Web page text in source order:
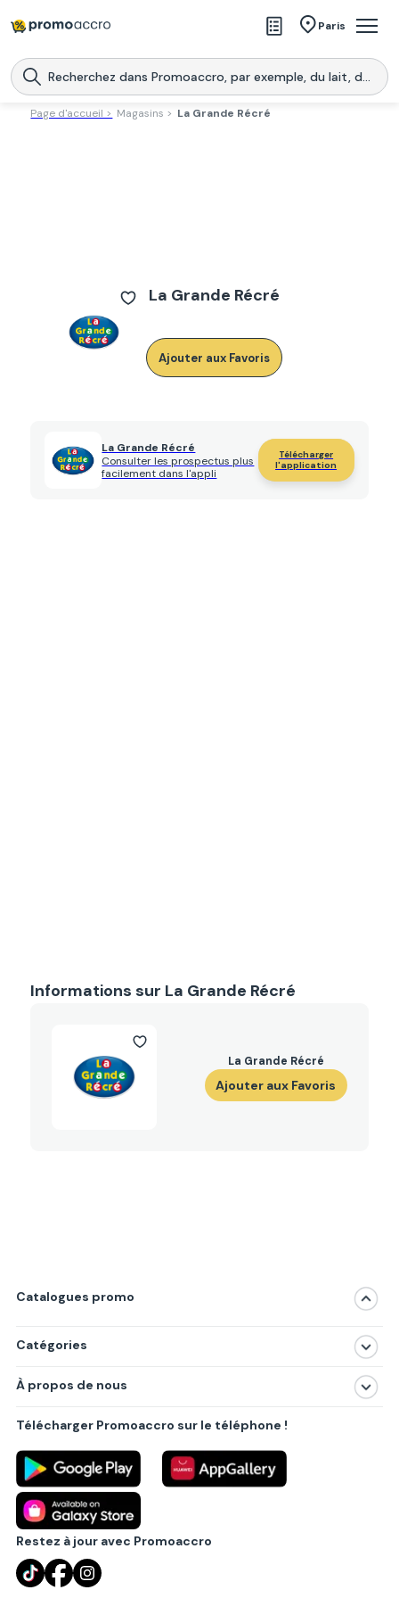
Paris
Magasins
Produits
Page d'accueil > Magasins > La Grande Récré
La Grande Récré
Ajouter aux Favoris
La Grande Récré
Consulter les prospectus plus
facilement dans l'appli
Télécharger
l'application
Informations sur La Grande Récré
La Grande Récré
Ajouter aux Favoris
Catalogues promo
Catégories
Produits
Villes principales
À propos de nous
Politique de confidentialité
Règlements
Partenariat B2B
Blog
Contact
Télécharger Promoaccro sur le téléphone !
Restez à jour avec Promoaccro